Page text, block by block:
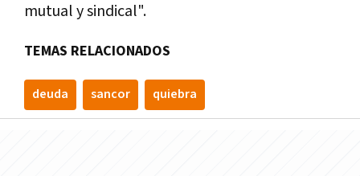
mutual y sindical".
TEMAS RELACIONADOS
deuda sancor quiebra